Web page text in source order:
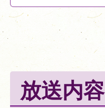
放送内容